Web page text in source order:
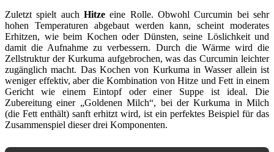
Zuletzt spielt auch Hitze eine Rolle. Obwohl Curcumin bei sehr
hohen Temperaturen abgebaut werden kann, scheint moderates
Erhitzen, wie beim Kochen oder Dünsten, seine Löslichkeit und
damit die Aufnahme zu verbessern. Durch die Wärme wird die
Zellstruktur der Kurkuma aufgebrochen, was das Curcumin leichter
zugänglich macht. Das Kochen von Kurkuma in Wasser allein ist
weniger effektiv, aber die Kombination von Hitze und Fett in einem
Gericht wie einem Eintopf oder einer Suppe ist ideal. Die
Zubereitung einer „Goldenen Milch“, bei der Kurkuma in Milch
(die Fett enthält) sanft erhitzt wird, ist ein perfektes Beispiel für das
Zusammenspiel dieser drei Komponenten.